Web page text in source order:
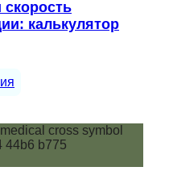
калькулятор